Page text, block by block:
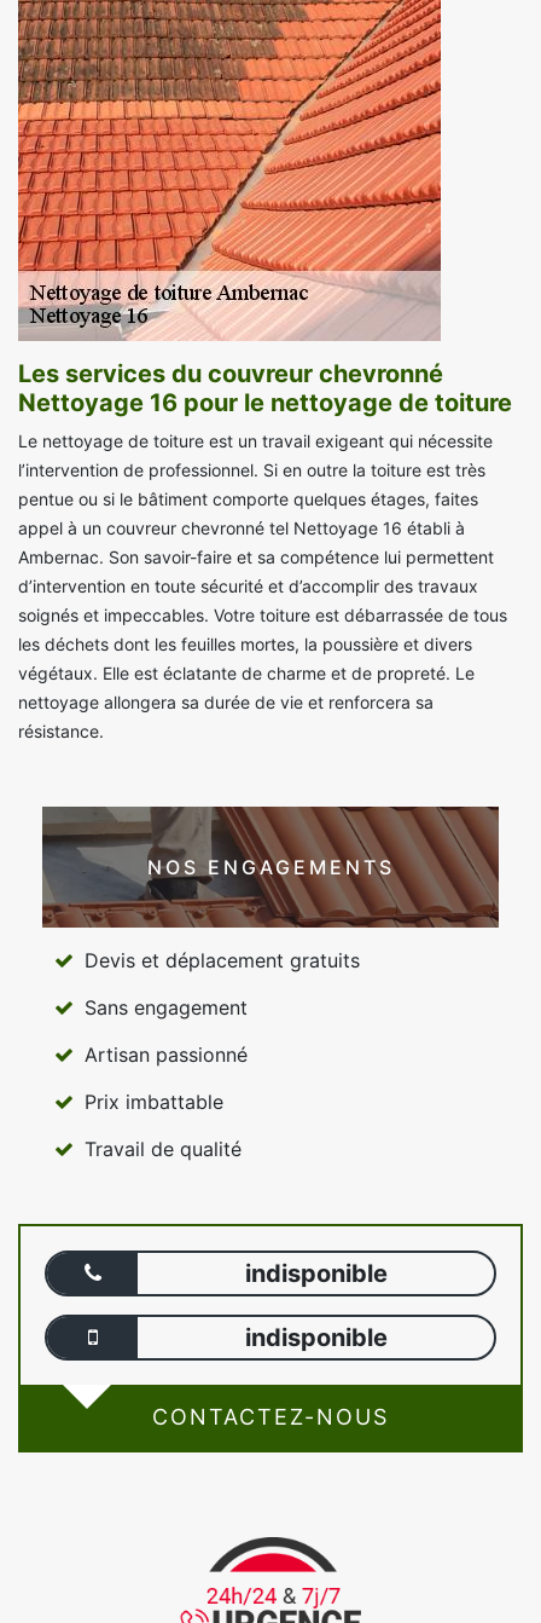
Les services du couvreur chevronné
Nettoyage 16 pour le nettoyage de toiture
Le nettoyage de toiture est un travail exigeant qui nécessite
l’intervention de professionnel. Si en outre la toiture est très
pentue ou si le bâtiment comporte quelques étages, faites
appel à un couvreur chevronné tel Nettoyage 16 établi à
Ambernac. Son savoir-faire et sa compétence lui permettent
d’intervention en toute sécurité et d’accomplir des travaux
soignés et impeccables. Votre toiture est débarrassée de tous
les déchets dont les feuilles mortes, la poussière et divers
végétaux. Elle est éclatante de charme et de propreté. Le
nettoyage allongera sa durée de vie et renforcera sa
résistance.
NOS ENGAGEMENTS
Devis et déplacement gratuits
Sans engagement
Artisan passionné
Prix imbattable
Travail de qualité
indisponible
indisponible
CONTACTEZ-NOUS